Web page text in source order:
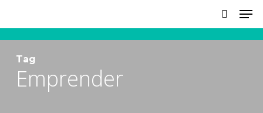
to
content
Tag
Emprender